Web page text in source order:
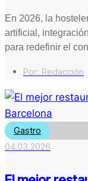
En 2026, la
artificial,
para redefinir el
Por: Redacción
Gastro
04.03.2026